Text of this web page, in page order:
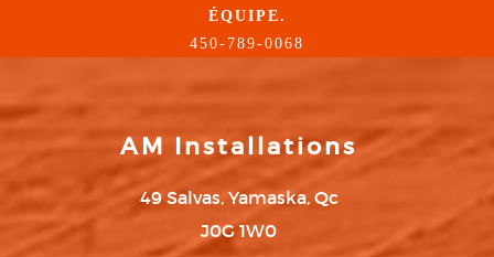
ÉQUIPE.
450-789-0068
AM Installations
49 Salvas, Yamaska, Qc
J0G 1W0